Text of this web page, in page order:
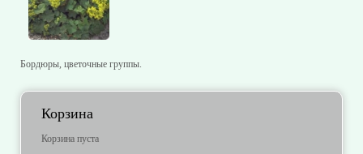
Бордюры, цветочные группы.
Корзина
Корзина пуста